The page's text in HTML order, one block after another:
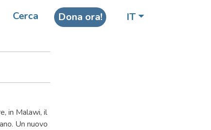
Cerca Dona ora! IT
in Malawi, il
Un nuovo